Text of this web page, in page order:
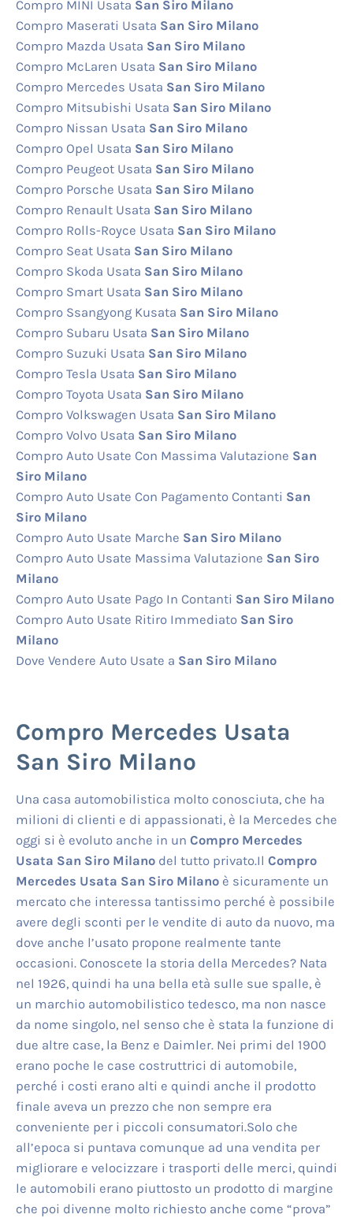
Compro MINI Usata San Siro Milano
Compro Maserati Usata San Siro Milano
Compro Mazda Usata San Siro Milano
Compro McLaren Usata San Siro Milano
Compro Mercedes Usata San Siro Milano
Compro Mitsubishi Usata San Siro Milano
Compro Nissan Usata San Siro Milano
Compro Opel Usata San Siro Milano
Compro Peugeot Usata San Siro Milano
Compro Porsche Usata San Siro Milano
Compro Renault Usata San Siro Milano
Compro Rolls-Royce Usata San Siro Milano
Compro Seat Usata San Siro Milano
Compro Skoda Usata San Siro Milano
Compro Smart Usata San Siro Milano
Compro Ssangyong Kusata San Siro Milano
Compro Subaru Usata San Siro Milano
Compro Suzuki Usata San Siro Milano
Compro Tesla Usata San Siro Milano
Compro Toyota Usata San Siro Milano
Compro Volkswagen Usata San Siro Milano
Compro Volvo Usata San Siro Milano
Compro Auto Usate Con Massima Valutazione San
Siro Milano
Compro Auto Usate Con Pagamento Contanti San
Siro Milano
Compro Auto Usate Marche San Siro Milano
Compro Auto Usate Massima Valutazione San Siro
Milano
Compro Auto Usate Pago In Contanti San Siro Milano
Compro Auto Usate Ritiro ImmediatoSan Siro
Milano
Dove Vendere Auto Usate a San Siro Milano
Compro Mercedes Usata
San Siro Milano
Una casa automobilistica molto conosciuta, che ha
milioni di clienti e di appassionati, è la Mercedes che
oggi si è evoluto anche in un Compro Mercedes
Usata San Siro Milanodel tutto privato.Il Compro
Mercedes Usata San Siro Milanoè sicuramente un
mercato che interessa tantissimo perché è possibile
avere degli sconti per le vendite di auto da nuovo, ma
dove anche l’usato propone realmente tante
occasioni. Conoscete la storia della Mercedes? Nata
nel 1926, quindi ha una bella età sulle sue spalle, è
un marchio automobilistico tedesco, ma non nasce
da nome singolo, nel senso che è stata la funzione di
due altre case, la Benz e Daimler. Nei primi del 1900
erano poche le case costruttrici di automobile,
perché i costi erano alti e quindi anche il prodotto
finale aveva un prezzo che non sempre era
conveniente per i piccoli consumatori.Solo che
all’epoca si puntava comunque ad una vendita per
migliorare e velocizzare i trasporti delle merci, quindi
le automobili erano piuttosto un prodotto di margine
che poi divenne molto richiesto anche come “prova”